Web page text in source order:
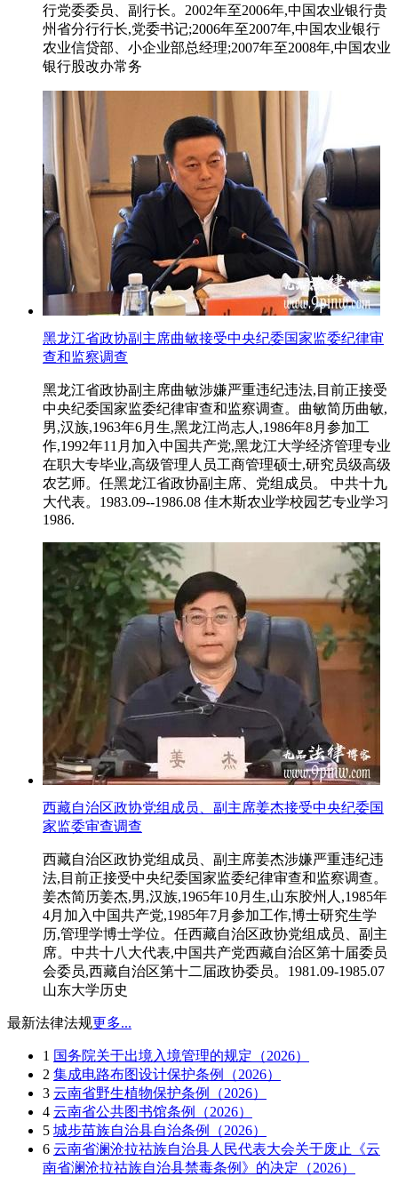
行党委委员、副行长。2002年至2006年,中国农业银行贵
州省分行行长,党委书记;2006年至2007年,中国农业银行
农业信贷部、小企业部总经理;2007年至2008年,中国农业
银行股改办常务
黑龙江省政协副主席曲敏接受中央纪委国家监委纪律审
查和监察调查
黑龙江省政协副主席曲敏涉嫌严重违纪违法,目前正接受
中央纪委国家监委纪律审查和监察调查。曲敏简历曲敏,
男,汉族,1963年6月生,黑龙江尚志人,1986年8月参加工
作,1992年11月加入中国共产党,黑龙江大学经济管理专业
在职大专毕业,高级管理人员工商管理硕士,研究员级高级
农艺师。任黑龙江省政协副主席、党组成员。 中共十九
大代表。1983.09--1986.08 佳木斯农业学校园艺专业学习
1986.
西藏自治区政协党组成员、副主席姜杰接受中央纪委国
家监委审查调查
西藏自治区政协党组成员、副主席姜杰涉嫌严重违纪违
法,目前正接受中央纪委国家监委纪律审查和监察调查。
姜杰简历姜杰,男,汉族,1965年10月生,山东胶州人,1985年
4月加入中国共产党,1985年7月参加工作,博士研究生学
历,管理学博士学位。任西藏自治区政协党组成员、副主
席。中共十八大代表,中国共产党西藏自治区第十届委员
会委员,西藏自治区第十二届政协委员。1981.09-1985.07
山东大学历史
最新法律法规更多...
1 国务院关于出境入境管理的规定（2026）
2 集成电路布图设计保护条例（2026）
3 云南省野生植物保护条例（2026）
4 云南省公共图书馆条例（2026）
5 城步苗族自治县自治条例（2026）
6 云南省澜沧拉祜族自治县人民代表大会关于废止《云
南省澜沧拉祜族自治县禁毒条例》的决定（2026）